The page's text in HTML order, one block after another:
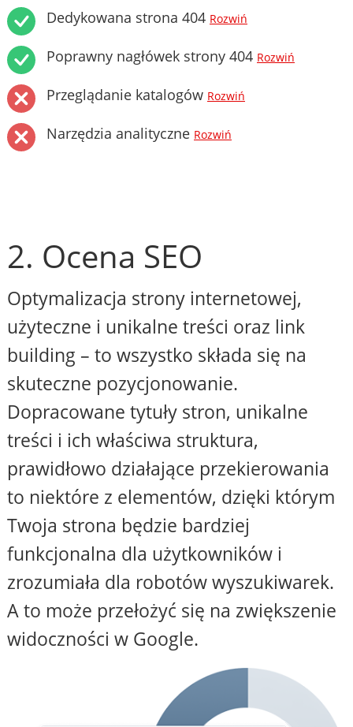
Dedykowana strona 404 Rozwiń
Poprawny nagłówek strony 404 Rozwiń
Przeglądanie katalogów Rozwiń
Narzędzia analityczne Rozwiń
2. Ocena SEO
Optymalizacja strony internetowej,
użyteczne i unikalne treści oraz link
building – to wszystko składa się na
skuteczne pozycjonowanie.
Dopracowane tytuły stron, unikalne
treści i ich właściwa struktura,
prawidłowo działające przekierowania
to niektóre z elementów, dzięki którym
Twoja strona będzie bardziej
funkcjonalna dla użytkowników i
zrozumiała dla robotów wyszukiwarek.
A to może przełożyć się na zwiększenie
widoczności w Google.